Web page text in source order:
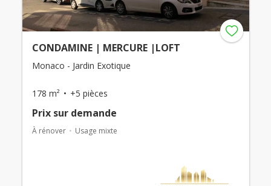
CONDAMINE | MERCURE |LOFT
Monaco - Jardin Exotique
178 m² +5 pièces
Prix ​​sur demande
À rénover Usage mixte